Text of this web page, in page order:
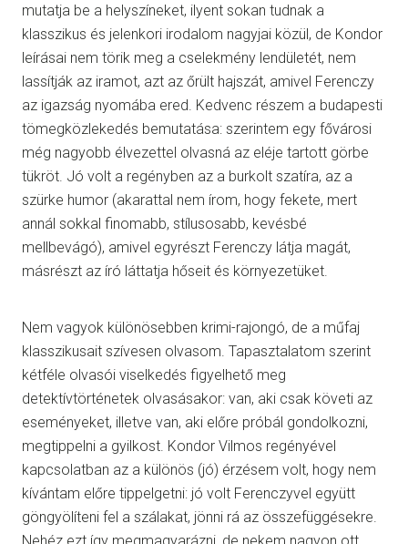
mutatja be a helyszíneket, ilyent sokan tudnak a
klasszikus és jelenkori irodalom nagyjai közül, de Kondor
leírásai nem törik meg a cselekmény lendületét, nem
lassítják az iramot, azt az őrült hajszát, amivel Ferenczy
az igazság nyomába ered. Kedvenc részem a budapesti
tömegközlekedés bemutatása: szerintem egy fővárosi
még nagyobb élvezettel olvasná az eléje tartott görbe
tükröt. Jó volt a regényben az a burkolt szatíra, az a
szürke humor (akarattal nem írom, hogy fekete, mert
annál sokkal finomabb, stílusosabb, kevésbé
mellbevágó), amivel egyrészt Ferenczy látja magát,
másrészt az író láttatja hőseit és környezetüket.
Nem vagyok különösebben krimi-rajongó, de a műfaj
klasszikusait szívesen olvasom. Tapasztalatom szerint
kétféle olvasói viselkedés figyelhető meg
detektívtörténetek olvasásakor: van, aki csak követi az
eseményeket, illetve van, aki előre próbál gondolkozni,
megtippelni a gyilkost. Kondor Vilmos regényével
kapcsolatban az a különös (jó) érzésem volt, hogy nem
kívántam előre tippelgetni: jó volt Ferenczyvel együtt
göngyölíteni fel a szálakat, jönni rá az összefüggésekre.
Nehéz ezt így megmagyarázni, de nekem nagyon ott